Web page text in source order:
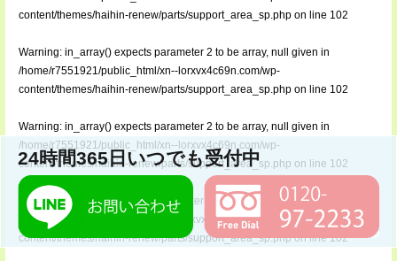
content/themes/haihin-renew/parts/support_area_sp.phpon line 102
Warning: in_array() expects parameter 2 to be array, null given in
/home/r7551921/public_html/xn--lorxvx4c69n.com/wp-
content/themes/haihin-renew/parts/support_area_sp.phpon line 102
Warning: in_array() expects parameter 2 to be array, null given in
/home/r7551921/public_html/xn--lorxvx4c69n.com/wp-
content/themes/haihin-renew/parts/support_area_sp.php on line 102
Warning: in_array() expects parameter 2 to be array, null given in
/home/r7551921/public_html/xn--lorxvx4c69n.com/wp-
content/themes/haihin-renew/parts/support_area_sp.phpon line102
24時間365日いつでも受付中